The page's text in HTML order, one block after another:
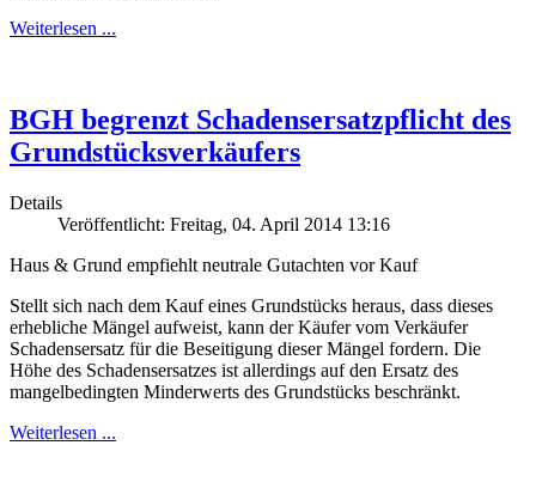
Weiterlesen ...
BGH begrenzt Schadensersatzpflicht des
Grundstücksverkäufers
Details
Veröffentlicht: Freitag, 04. April 2014 13:16
Haus & Grund empfiehlt neutrale Gutachten vor Kauf
Stellt sich nach dem Kauf eines Grundstücks heraus, dass dieses
erhebliche Mängel aufweist, kann der Käufer vom Verkäufer
Schadensersatz für die Beseitigung dieser Mängel fordern. Die
Höhe des Schadensersatzes ist allerdings auf den Ersatz des
mangelbedingten Minderwerts des Grundstücks beschränkt.
Weiterlesen ...